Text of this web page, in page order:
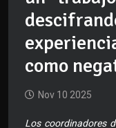
como
Nov 10 2025
Los coordinadores